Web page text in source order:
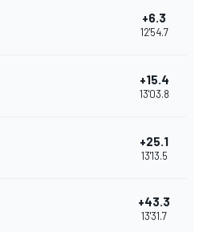
+6.3
12'54.7
+15.4
13'03.8
+25.1
13'13.5
+43.3
13'31.7